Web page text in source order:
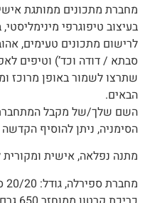
מחברת מתכונים ממותגת
בעיצוב טיפוגרפי
לרישום מתכונים טעימים,
סבתא / דודה וכד’) וטיפים
שתרצו לשמור באופן מרוכז
הבאים.
השם שלך/של מקבל המתחברת
הסימניה, ניתן להוסיף
מתנה‭ ‬נפלאה, אישית ומקורית לבני המשפחה, לחברים, לעצמך…
מחברת ספירלה, גודל: 20/20 ס”מ (ריבועי).